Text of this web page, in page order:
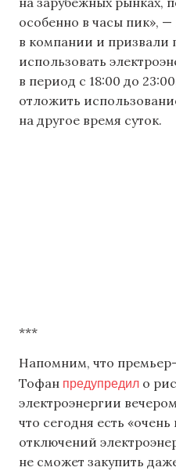
особенно в часы пик»,
в компании и призвали
использовать
в период с 18:00 до
отложить
на другое время суток.
***
Напомним, что
Тофан предупредил о
электроэнергии
что сегодня есть
отключений
не сможет закупить